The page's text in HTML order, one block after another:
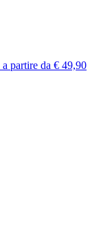
a partire da € 49,90